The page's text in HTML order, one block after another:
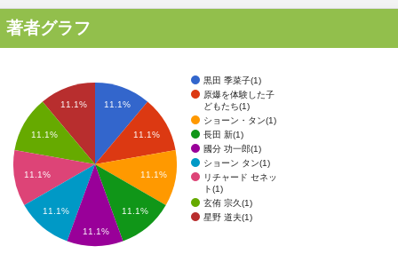
著者グラフ
黒田 季菜子(1)
原爆を体験した子
どもたち(1)
ショーン・タン(1)
長田 新(1)
國分 功一郎(1)
ショーン タン(1)
リチャード セネッ
ト(1)
玄侑 宗久(1)
星野 道夫(1)
11.1%
11.1%
11.1%
11.1%
11.1%
11.1%
11.1%
11.1%
11.1%